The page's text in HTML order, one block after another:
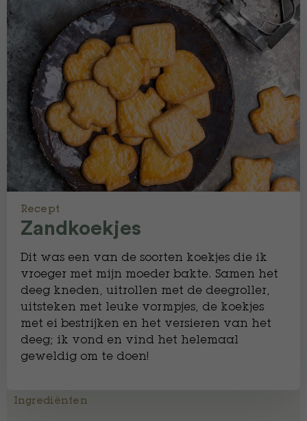
Recept
Zandkoekjes
Dit was een van de soorten koekjes die ik
vroeger met mijn moeder bakte. Samen het
deeg kneden, uitrollen met de deegroller,
uitsteken met leuke vormpjes, de koekjes
met ei bestrijken en het versieren van het
deeg; ik vond en vind het helemaal
geweldig om te doen!
Ingrediënten